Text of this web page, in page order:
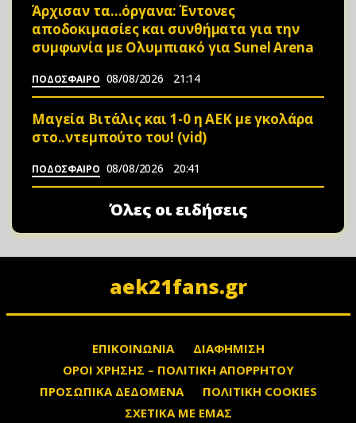
Άρχισαν τα…όργανα: Έντονες
αποδοκιμασίες και συνθήματα για την
συμφωνία με Ολυμπιακό για Sunel Arena
ΠΟΔΟΣΦΑΙΡΟ 08/08/2026 21:14
Μαγεία Βιτάλις και 1-0 η ΑΕΚ με γκολάρα
στο..ντεμπούτο του! (vid)
ΠΟΔΟΣΦΑΙΡΟ 08/08/2026 20:41
Όλες οι ειδήσεις
aek21fans.gr
ΕΠΙΚΟΙΝΩΝΙΑ
ΔΙΑΦΗΜΙΣΗ
ΟΡΟΙ ΧΡΗΣΗΣ – ΠΟΛΙΤΙΚΗ ΑΠΟΡΡΗΤΟΥ
ΠΡΟΣΩΠΙΚΑ ΔΕΔΟΜΕΝΑ
ΠΟΛΙΤΙΚΗ COOKIES
ΣΧΕΤΙΚΑ ΜΕ ΕΜΑΣ